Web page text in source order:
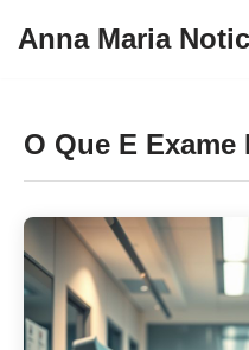
conteúdo
Anna Maria
O Que E